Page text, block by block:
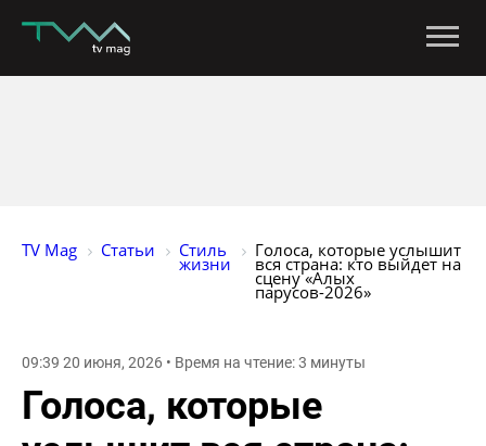
TV Mag Статьи Стиль
жизни
Голоса, которые услышит
вся страна: кто выйдет на
сцену «Алых
парусов-2026»
09:39 20 июня, 2026 • Время на чтение: 3 минуты
Голоса, которые